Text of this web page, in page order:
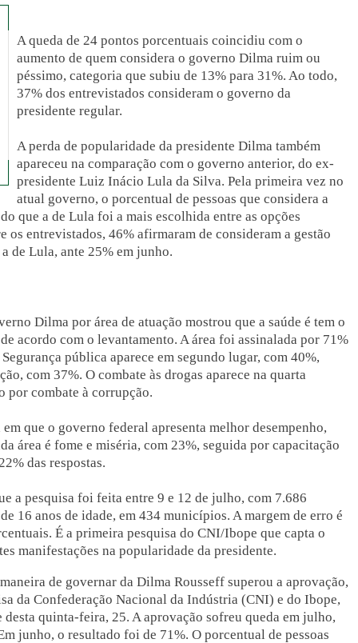
A queda de 24 pontos porcentuais coincidiu com o
aumento de quem considera o governo Dilma ruim ou
péssimo, categoria que subiu de 13% para 31%. Ao todo,
37% dos entrevistados consideram o governo da
presidente regular.
A perda de popularidade da presidente Dilma também
apareceu na comparação com o governo anterior, do ex-
presidente Luiz Inácio Lula da Silva. Pela primeira vez no
atual governo, o porcentual de pessoas que considera a
que a de Lula foi a mais escolhida entre as opções
os entrevistados, 46% afirmaram de consideram a gestão
de Lula, ante 25% em junho.
Dilma por área de atuação mostrou que a saúde é tem o
acordo com o levantamento. A área foi assinalada por 71%
pública aparece em segundo lugar, com 40%,
com 37%. O combate às drogas aparece na quarta
por combate à corrupção.
em que o governo federal apresenta melhor desempenho,
área é fome e miséria, com 23%, seguida por capacitação
das respostas.
a pesquisa foi feita entre 9 e 12 de julho, com 7.686
16 anos de idade, em 434 municípios. A margem de erro é
É a primeira pesquisa do CNI/Ibope que capta o
manifestações na popularidade da presidente.
de governar da Dilma Rousseff superou a aprovação,
da Confederação Nacional da Indústria (CNI) e do Ibope,
quinta-feira, 25. A aprovação sofreu queda em julho,
junho, o resultado foi de 71%. O porcentual de pessoas